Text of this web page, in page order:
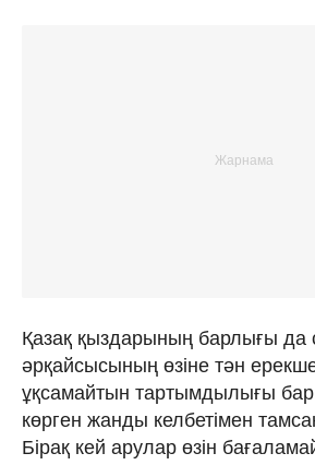
Қазақ қыздарының барлығы да
әрқайсысының өзіне тән
ұқсамайтын тартымдылығы
көрген жанды келбетімен
Бірақ кей арулар өзін